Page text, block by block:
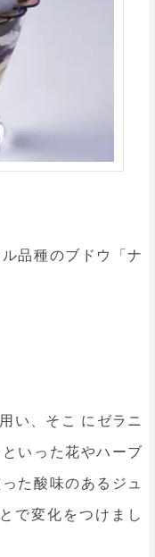
品種のブドウ「ナ
い、そこ にゼラニ
いった花やハーブ
た酸味のあるジュ
で変化をつけまし